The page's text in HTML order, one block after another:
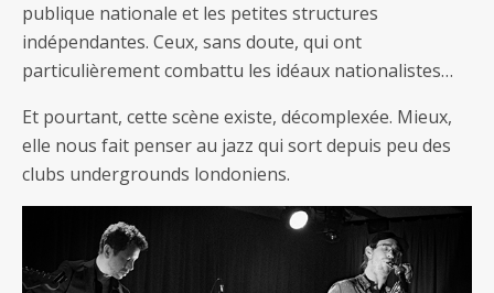
publique nationale et les petites structures
indépendantes. Ceux, sans doute, qui ont
particulièrement combattu les idéaux nationalistes…
Et pourtant, cette scène existe, décomplexée. Mieux,
elle nous fait penser au jazz qui sort depuis peu des
clubs undergrounds londoniens.